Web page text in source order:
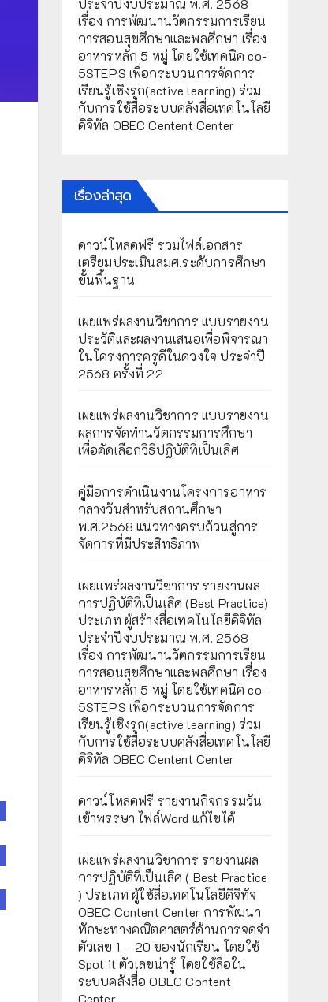
ประจำปีงบประมาณ พ.ศ. 2568
เรื่อง การพัฒนานวัตกรรมการเรียน
การสอนสุขศึกษาและพลศึกษา เรื่อง
อาหารหลัก 5 หมู่ โดยใช้เทคนิค co-
5STEPS เพื่อกระบวนการจัดการ
เรียนรู้เชิงรุก(active learning) ร่วม
กับการใช้สื่อระบบคลังสื่อเทคโนโลยี
ดิจิทัล OBEC Centent Center
เรื่องล่าสุด
ดาวน์โหลดฟรี รวมไฟล์เอกสาร
เตรียมประเมินสมศ.ระดับการศึกษา
ขั้นพื้นฐาน
เผยแพร่ผลงานวิชาการ แบบรายงาน
ประวัติและผลงานเสนอเพื่อพิจารณา
ในโครงการครูดีในดวงใจ ประจำปี
2568 ครั้งที่ 22
เผยแพร่ผลงานวิชาการ แบบรายงาน
ผลการจัดทำนวัตกรรมการศึกษา
เพื่อคัดเลือกวิธีปฏิบัติที่เป็นเลิศ
คู่มือการดำเนินงานโครงการอาหาร
กลางวันสำหรับสถานศึกษา
พ.ศ.2568 แนวทางครบถ้วนสู่การ
จัดการที่มีประสิทธิภาพ
เผยเเพร่ผลงานวิชาการ รายงานผล
การปฏิบัติที่เป็นเลิศ (Best Practice)
ประเภท ผู้สร้างสื่อเทคโนโลยีดิจิทัล
ประจำปีงบประมาณ พ.ศ. 2568
เรื่อง การพัฒนานวัตกรรมการเรียน
การสอนสุขศึกษาและพลศึกษา เรื่อง
อาหารหลัก 5 หมู่ โดยใช้เทคนิค co-
5STEPS เพื่อกระบวนการจัดการ
เรียนรู้เชิงรุก(active learning) ร่วม
กับการใช้สื่อระบบคลังสื่อเทคโนโลยี
ดิจิทัล OBEC Centent Center
ดาวน์โหลดฟรี รายงานกิจกรรมวัน
เข้าพรรษา ไฟล์Word แก้ไขได้
เผยแพร่ผลงานวิชาการ รายงานผล
การปฏิบัติที่เป็นเลิศ ( Best Practice
) ประเภท ผู้ใช้สื่อเทคโนโลยีดิจิทัจ
OBEC Content Center การพัฒนา
ทักษะทางคณิตศาสตร์ด้านการจดจำ
ตัวเลข 1 – 20 ของนักเรียน โดยใช้
Spot it ตัวเลขน่ารู้ โดยใช้สื่อใน
ระบบคลังสื่อ OBEC Content
Center